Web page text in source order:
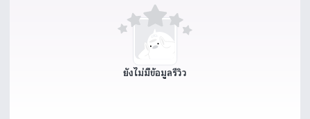
ยังไม่มีข้อมูลรีวิว